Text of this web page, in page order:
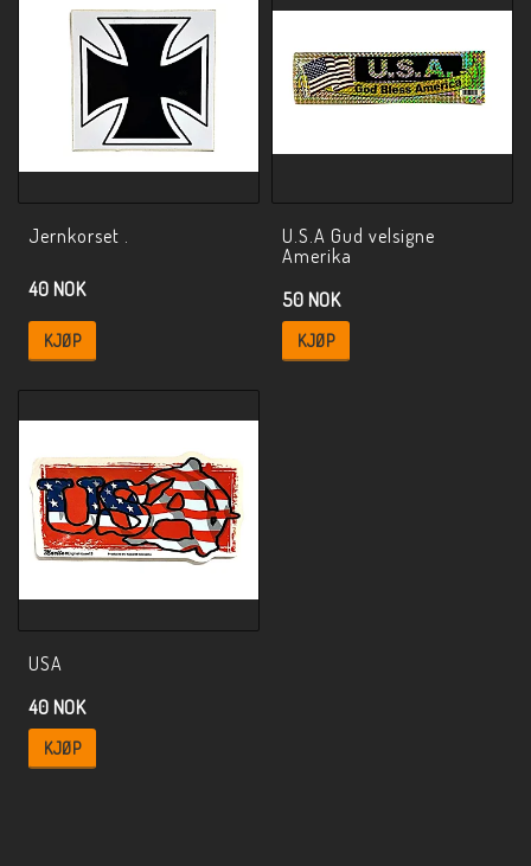
Jernkorset .
40 NOK
KJØP
U.S.A Gud velsigne
Amerika
50 NOK
KJØP
USA
40 NOK
KJØP